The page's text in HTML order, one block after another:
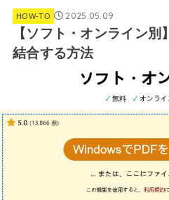
HOW-TO 2025.05.09
【ソフト・オンライン
結合する方法